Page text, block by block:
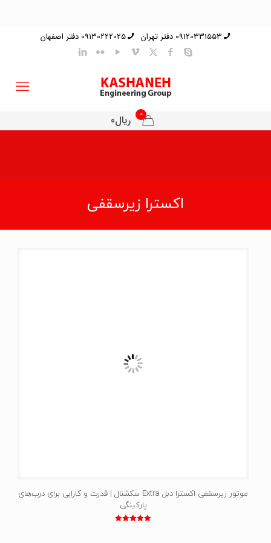
09120331553 دفتر تهران 09130222025 دفتر اصفهان
0 ریال0
اکسترا زیرسقفی
موتور زیرسقفی اکسترا دبل Extra سکشنال | قدرت و کارایی برای درب‌های
پارکینگی